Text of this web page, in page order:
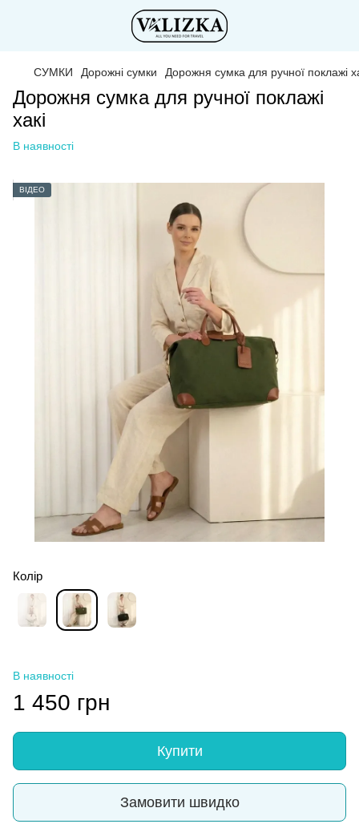
СУМКИ Дорожні сумки Дорожня сумка для ручної поклажі
Дорожня сумка для ручної поклажі
хакі
В наявності
ВІДЕО
Колір
В наявності
1 450 грн
Купити
Замовити швидко